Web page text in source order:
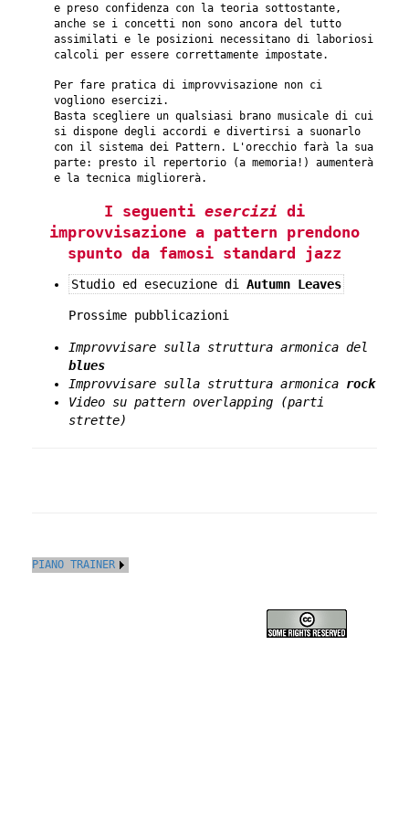
e preso confidenza con la teoria sottostante,
anche se i concetti non sono ancora del tutto
assimilati e le posizioni necessitano di laboriosi
calcoli per essere correttamente impostate.
Per fare pratica di improvvisazione non ci
vogliono esercizi.
Basta scegliere un qualsiasi brano musicale di cui
si dispone degli accordi e divertirsi a suonarlo
con il sistema dei Pattern. L'orecchio farà la sua
parte: presto il repertorio (a memoria!) aumenterà
e la tecnica migliorerà.
I seguenti esercizi di
improvvisazione a pattern prendono
spunto da famosi standard jazz
Studio ed esecuzione di Autumn Leaves
Prossime pubblicazioni
Improvvisare sulla struttura armonica del
blues
Improvvisare sulla struttura armonica rock
Video su pattern overlapping (parti
strette)
PIANO TRAINER